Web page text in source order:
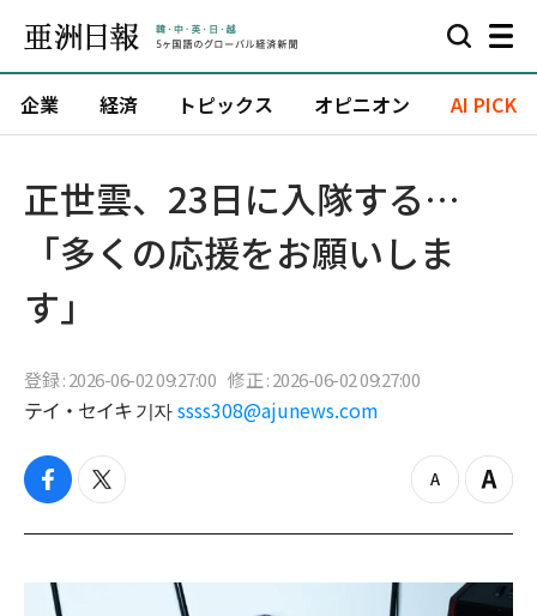
企業 経済 トピックス オピニオン AI PICK
正世雲、23日に入隊する…
「多くの応援をお願いしま
す」
登録 : 2026-06-02 09:27:00 修正 : 2026-06-02 09:27:00
テイ・セイキ 기자 ssss308@ajunews.com
f
c
b
o
t
i
t
z
o
o
Z
o
i
n